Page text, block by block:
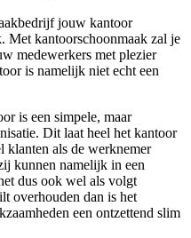
jouw kantoor
Met kantoorschoonmaak zal je
medewerkers met plezier
is namelijk niet echt een
is een simpele, maar
Dit laat heel het kantoor
klanten als de werknemer
kunnen namelijk in een
dus ook wel als volgt
overhouden dan is het
een ontzettend slim